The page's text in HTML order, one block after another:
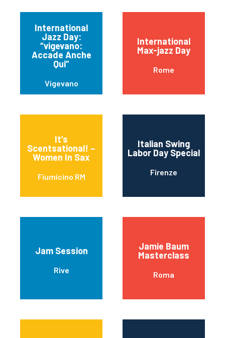
International
Jazz Day:
“vigevano:
Accade Anche
Qui”
Vigevano
International
Max-jazz Day
Rome
It’s
Scentsational! –
Women In Sax
Fiumicino RM
Italian Swing
Labor Day Special
Firenze
Jam Session
Rive
Jamie Baum
Masterclass
Roma